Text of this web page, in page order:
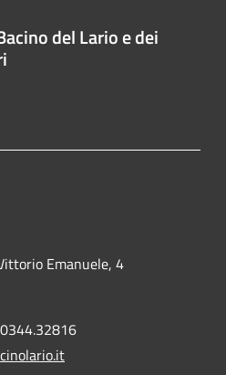
del Lario e dei
Emanuele, 4